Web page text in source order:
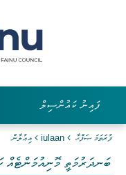
ފައިނު ކައުންސިލް
ފުރަތަމަ ޞަފްޙާ iulaan އިޢުލާން
ބަނދަރުމަތީ މޮނިއުމަންޓެއް